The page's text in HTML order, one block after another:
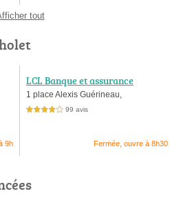
tout
9h
LCL Banque et assurance
1 place Alexis Guérineau,
4,0 étoiles sur 5 99 avis
Fermée, ouvre à 8h30